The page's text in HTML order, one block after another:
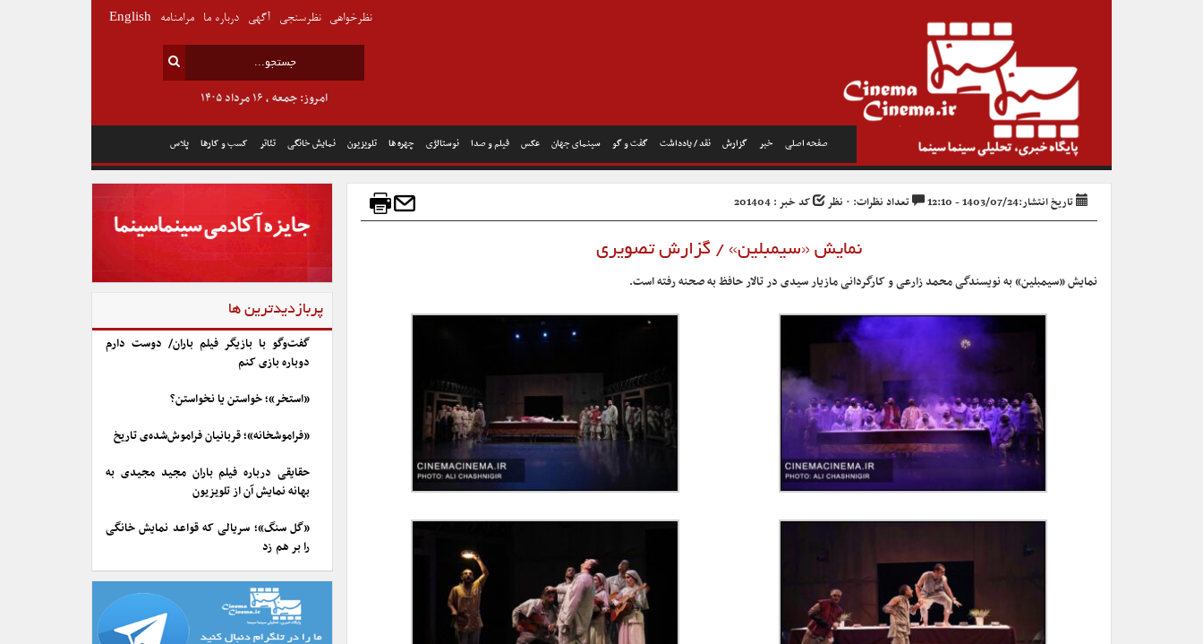
صفحه اصلی خبر گزارش نقد / یادداشت گفت و گو سینمای جهان عکس فیلم و صدا نوستالژی چهره ها تلویزیون نمایش خانگی تئاتر کسب و کارها پلاس
امروز: جمعه , ۱۶ مرداد ۱۴۰۵
نظرخواهی نظرسنجی آگهی درباره ما مرامنامه English
تاریخ انتشار:1403/07/24 - 12:10 تعداد نظرات: ۰ نظر کد خبر : 201404
نمایش «سیمبلین» / گزارش تصویری
نمایش «سیمبلین» به نویسندگی محمد زارعی و کارگردانی مازیار سیدی در تالار حافظ به صحنه رفته است.
پربازدیدترین ها
گفت‌وگو با بازیگر فیلم باران/ دوست دارم
دوباره بازی کنم
«استخر»؛ خواستن یا نخواستن؟
«فراموشخانه»؛ قربانیان فراموش‌شده‌ی تاریخ
حقایقی درباره فیلم باران مجید مجیدی به
بهانه نمایش آن از تلویزیون
«گل سنگ»؛ سریالی که قواعد نمایش خانگی
را بر هم زد